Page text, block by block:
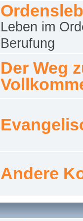
Leben im
Berufung
Der Weg
Andere